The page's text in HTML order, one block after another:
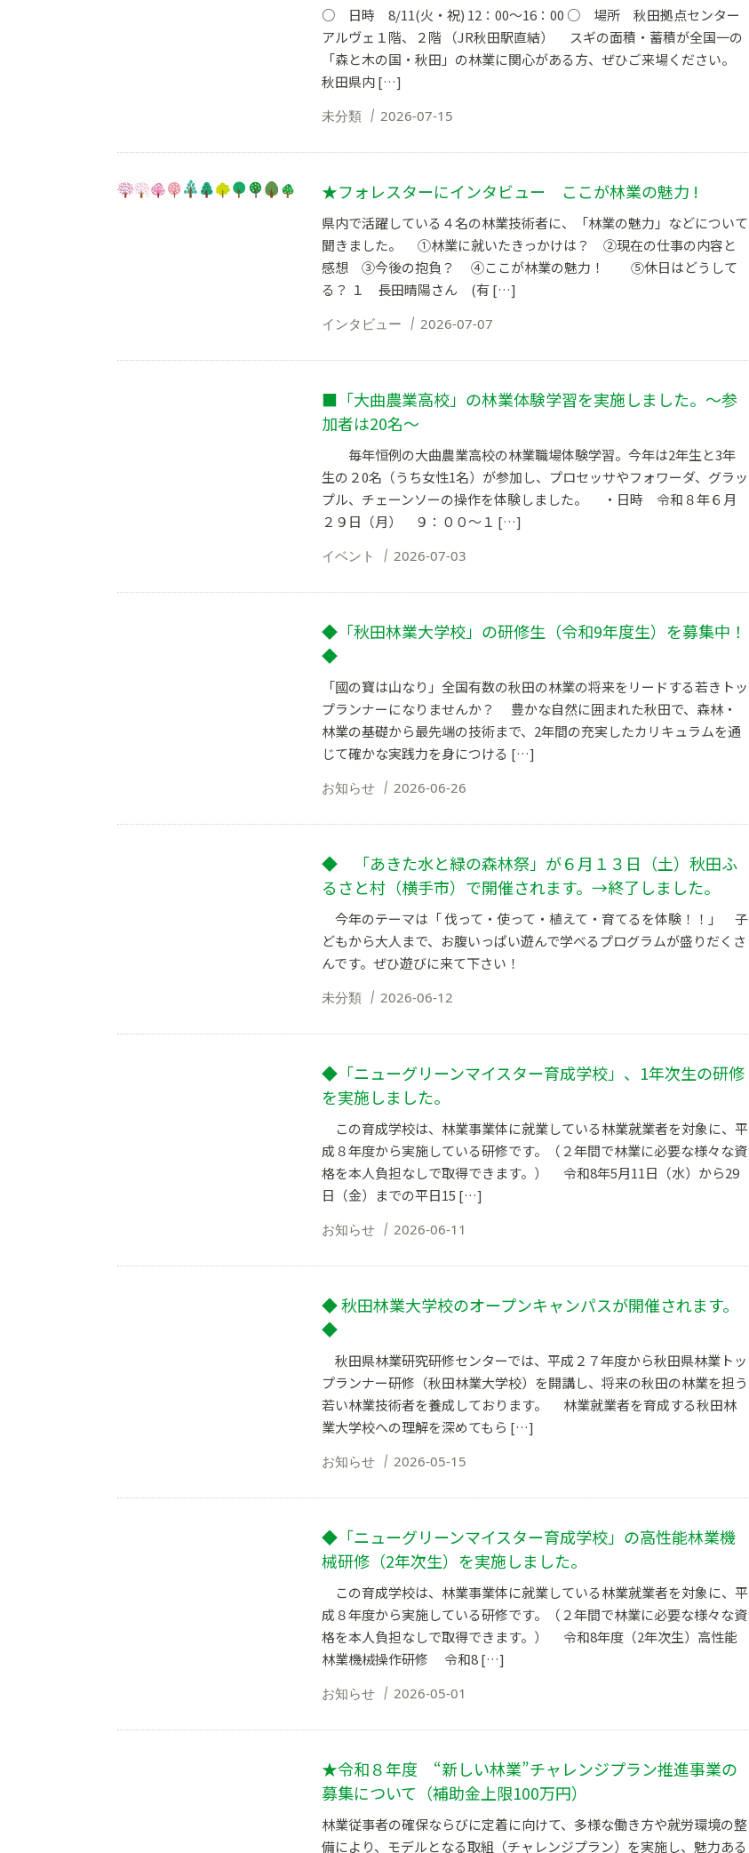
○ 日時 8/11(火・祝) 12：00〜16：00 ○ 場所 秋田拠点センター
アルヴェ１階、２階 （JR秋田駅直結） スギの面積・蓄積が全国一の
「森と木の国・秋田」の林業に関心がある方、ぜひご来場ください。
秋田県内 […]
未分類 2026-07-15
★フォレスターにインタビュー ここが林業の魅力 !
県内で活躍している４名の林業技術者に、「林業の魅力」などについて
聞きました。 ①林業に就いたきっかけは？ ②現在の仕事の内容と
感想 ③今後の抱負？ ④ここが林業の魅力！ ⑤休日はどうして
る？ １ 長田晴陽さん (有 […]
インタビュー 2026-07-07
■「大曲農業高校」の林業体験学習を実施しました。～参
加者は20名～
毎年恒例の大曲農業高校の林業職場体験学習。今年は2年生と3年
生の２0名（うち女性1名）が参加し、プロセッサやフォワーダ、グラッ
プル、チェーンソーの操作を体験しました。 ・日時 令和８年６月
２９日（月） ９：００～１ […]
イベント 2026-07-03
◆「秋田林業大学校」の研修生（令和9年度生）を募集中！
◆
「國の寶は山なり」全国有数の秋田の林業の将来をリードする若きトッ
プランナーになりませんか？ 豊かな自然に囲まれた秋田で、森林・
林業の基礎から最先端の技術まで、2年間の充実したカリキュラムを通
じて確かな実践力を身につける […]
お知らせ 2026-06-26
◆ 「あきた水と緑の森林祭」が６月１３日（土）秋田ふ
るさと村（横手市）で開催されます。→終了しました。
今年のテーマは「 伐って・使って・植えて・育てるを体験！！」 子
どもから大人まで、お腹いっぱい遊んで学べるプログラムが盛りだくさ
んです。ぜひ遊びに来て下さい！
未分類 2026-06-12
◆「ニューグリーンマイスター育成学校」、1年次生の研修
を実施しました。
この育成学校は、林業事業体に就業している林業就業者を対象に、平
成８年度から実施している研修です。（２年間で林業に必要な様々な資
格を本人負担なしで取得できます。） 令和8年5月11日（水）から29
日（金）までの平日15 […]
お知らせ 2026-06-11
◆ 秋田林業大学校のオープンキャンパスが開催されます。
◆
秋田県林業研究研修センターでは、平成２７年度から秋田県林業トッ
プランナー研修（秋田林業大学校）を開講し、将来の秋田の林業を担う
若い林業技術者を養成しております。 林業就業者を育成する秋田林
業大学校への理解を深めてもら […]
お知らせ 2026-05-15
◆「ニューグリーンマイスター育成学校」の高性能林業機
械研修（2年次生）を実施しました。
この育成学校は、林業事業体に就業している林業就業者を対象に、平
成８年度から実施している研修です。（２年間で林業に必要な様々な資
格を本人負担なしで取得できます。） 令和8年度（2年次生）高性能
林業機械操作研修 令和8 […]
お知らせ 2026-05-01
★令和８年度 “新しい林業”チャレンジプラン推進事業の
募集について（補助金上限100万円）
林業従事者の確保ならびに定着に向けて、多様な働き方や就労環境の整
備により、モデルとなる取組（チャレンジプラン）を実施し、魅力ある